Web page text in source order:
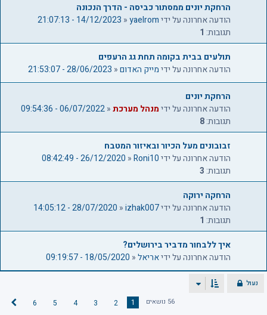
הרחקת יונים ממסתור כביסה - הדרך הנכונה
הודעה אחרונה על ידיyaelrom
«
14/12/2023 - 21:07:13
תגובות: 1
תולעים בבית בקומה תחת גג הרעפים
הודעה אחרונה על ידימייק האדום«
28/06/2023 - 21:53:07
הרחקת יונים
הודעה אחרונה על ידימנהל מערכת«
06/07/2022 - 09:54:36
תגובות:8
זבובונים מעל הכיור ובאיזור המטבח
הודעה אחרונה על ידיRoni10
«
26/12/2020 - 08:42:49
תגובות: 3
הרחקה ירוקה
הודעה אחרונה על ידיizhak007
«
28/07/2020 - 14:05:12
תגובות: 1
איך ללבחור מדביר בירושלים?
הודעה אחרונה על ידיאריאל«
18/05/2020 - 09:19:57
נעול
56 נושאים
1
2
3
4
5
6